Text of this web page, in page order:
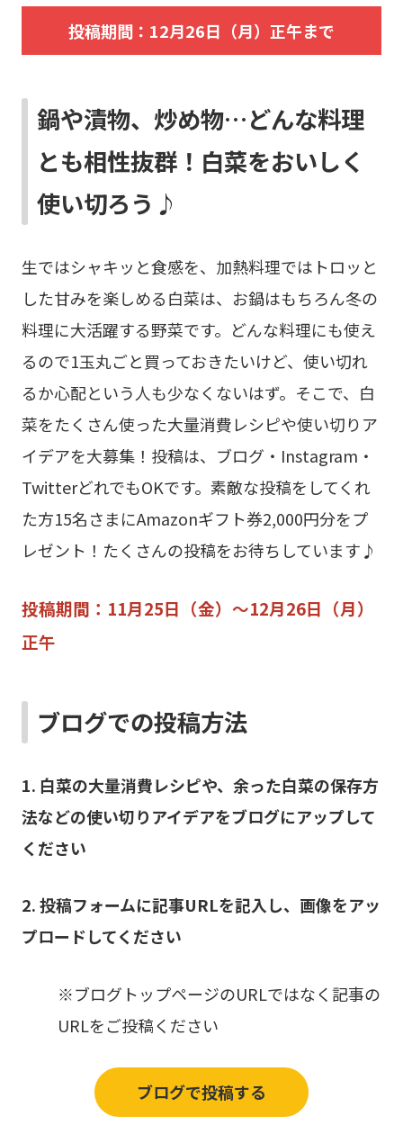
投稿期間：12月26日（月）正午まで
鍋や漬物、炒め物…どんな料理
とも相性抜群！白菜をおいしく
使い切ろう♪
生ではシャキッと食感を、加熱料理ではトロッと
した甘みを楽しめる白菜は、お鍋はもちろん冬の
料理に大活躍する野菜です。どんな料理にも使え
るので1玉丸ごと買っておきたいけど、使い切れ
るか心配という人も少なくないはず。そこで、白
菜をたくさん使った大量消費レシピや使い切りア
イデアを大募集！投稿は、ブログ・Instagram・
TwitterどれでもOKです。素敵な投稿をしてくれ
た方15名さまにAmazonギフト券2,000円分をプ
レゼント！たくさんの投稿をお待ちしています♪
投稿期間：11月25日（金）～12月26日（月）
正午
ブログでの投稿方法
1. 白菜の大量消費レシピや、余った白菜の保存方
法などの使い切りアイデアをブログにアップして
ください
2. 投稿フォームに記事URLを記入し、画像をアッ
プロードしてください
※ブログトップページのURLではなく記事の
URLをご投稿ください
ブログで投稿する